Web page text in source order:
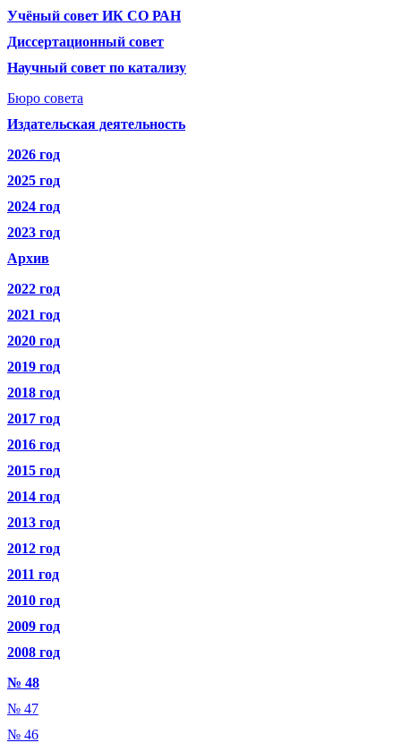
Учёный совет ИК СО РАН
Диссертационный совет
Научный совет по катализу
Бюро совета
Издательская деятельность
2026 год
2025 год
2024 год
2023 год
Архив
2022 год
2021 год
2020 год
2019 год
2018 год
2017 год
2016 год
2015 год
2014 год
2013 год
2012 год
2011 год
2010 год
2009 год
2008 год
№ 48
№ 47
№ 46